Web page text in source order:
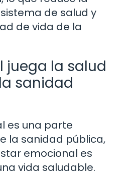
de salud y
de vida de la
juega la salud
sanidad
es una parte
la sanidad pública,
emocional es
vida saludable.